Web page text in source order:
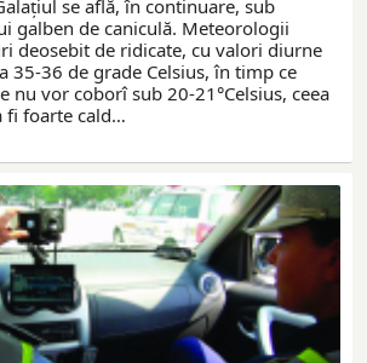
se află, în continuare, sub
galben de caniculă. Meteorologii
deosebit de ridicate, cu valori diurne
35-36 de grade Celsius, în timp ce
nu vor coborî sub 20-21°Celsius, ceea
fi foarte cald…